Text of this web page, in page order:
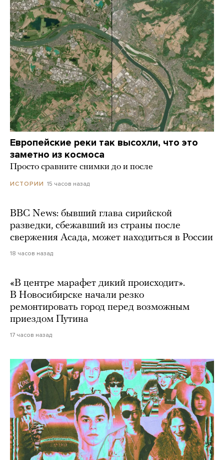
Европейские реки так высохли, что это
заметно из космоса
Просто сравните снимки до и после
ИСТОРИИ 15 часов назад
BBC News: бывший глава сирийской
разведки, сбежавший из страны после
свержения Асада, может находиться в России
18 часов назад
«В центре марафет дикий происходит».
В Новосибирске начали резко
ремонтировать город перед возможным
приездом Путина
17 часов назад